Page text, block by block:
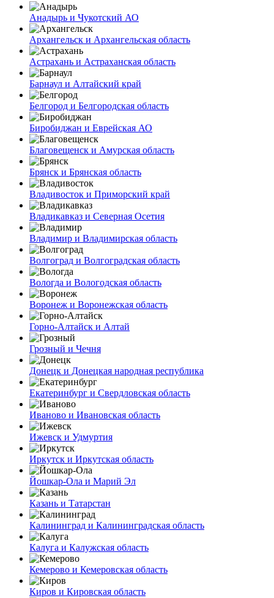
Анадырь и Чукотский АО
Архангельск и Архангельская область
Астрахань и Астраханская область
Барнаул и Алтайский край
Белгород и Белгородская область
Биробиджан и Еврейская АО
Благовещенск и Амурская область
Брянск и Брянская область
Владивосток и Приморский край
Владикавказ и Северная Осетия
Владимир и Владимирская область
Волгоград и Волгоградская область
Вологда и Вологодская область
Воронеж и Воронежская область
Горно-Алтайск и Алтай
Грозный и Чечня
Донецк и Донецкая народная республика
Екатеринбург и Свердловская область
Иваново и Ивановская область
Ижевск и Удмуртия
Иркутск и Иркутская область
Йошкар-Ола и Марий Эл
Казань и Татарстан
Калининград и Калининградская область
Калуга и Калужская область
Кемерово и Кемеровская область
Киров и Кировская область